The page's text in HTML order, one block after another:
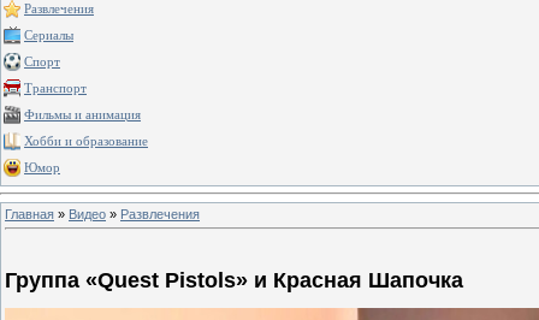
Развлечения
Сериалы
Спорт
Транспорт
Фильмы и анимация
Хобби и образование
Юмор
Главная » Видео » Развлечения
Группа «Quest Pistols» и Красная Шапочка